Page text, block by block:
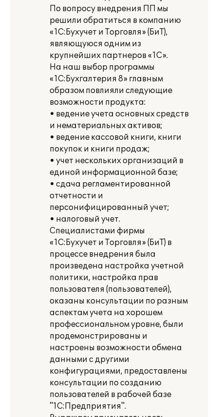
По вопросу внедрения ПП мы
решили обратиться в компанию
«1С:Бухучет и Торговля» (БиТ),
являющуюся одним из
крупнейших партнеров «1С».
На наш выбор программы
«1С:Бухгалтерия 8» главным
образом повлияли следующие
возможности продукта:
• ведение учета основных средств
и нематериальных активов;
• ведение кассовой книги, книги
покупок и книги продаж;
• учет нескольких организаций в
единой информационной базе;
• сдача регламентированной
отчетности и
персонифицированный учет;
• налоговый учет.
Специалистами фирмы
«1С:Бухучет и Торговля» (БиТ) в
процессе внедрения была
произведена настройка учетной
политики, настройка прав
пользователя (пользователей),
оказаны консультации по разным
аспектам учета на хорошем
профессиональном уровне, были
продемонстрированы и
настроены возможности обмена
данными с другими
конфигурациями, предоставлены
консультации по созданию
пользователей в рабочей базе
"1С:Предприятия".